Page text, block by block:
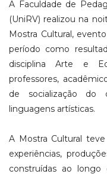
A Faculdade de
(UniRV) realizou na
Mostra Cultural,
período como
disciplina Arte e
professores,
de socialização do
linguagens artísticas.
A Mostra Cultural
experiências,
construídas ao